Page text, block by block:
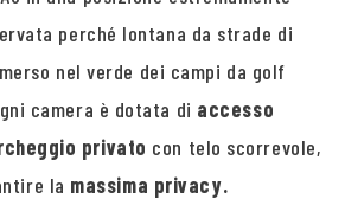
perché lontana da strade di
nel verde dei campi da golf
camera è dotata di accesso
privato con telo scorrevole,
la massima privacy.